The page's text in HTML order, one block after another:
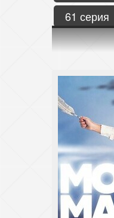
61 серия
71 серия